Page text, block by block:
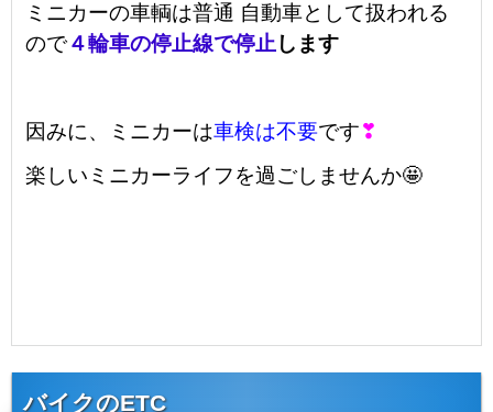
ミニカーの車輌は普通 自動車として扱われる
ので４輪車の停止線で停止 します
因みに、ミニカーは車検は不要です❣
楽しいミニカーライフを過ごしませんか🤩
バイクのETC